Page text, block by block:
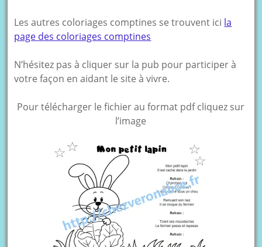
Les autres coloriages comptines se trouvent ici la
page des coloriages comptines
N’hésitez pas à cliquer sur la pub pour participer à
votre façon en aidant le site à vivre.
Pour télécharger le fichier au format pdf cliquez sur
l’image